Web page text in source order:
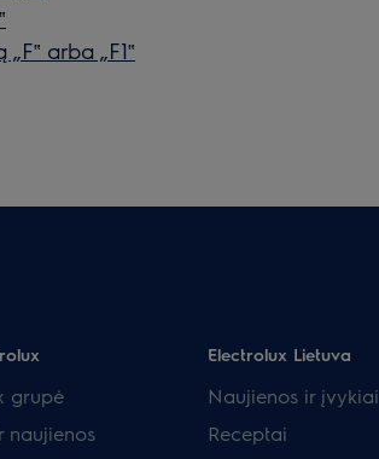
arba „F1‟
grupė
naujienos
Electrolux Lietuva
Naujienos ir įvykiai
Receptai